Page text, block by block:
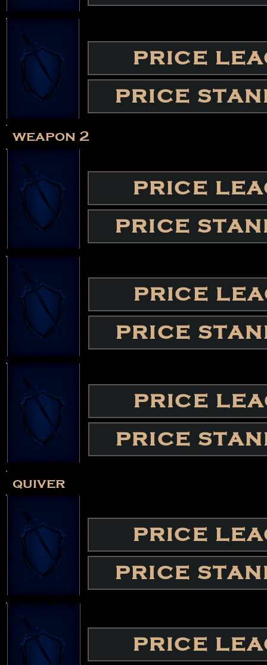
PRICE
PRICE
weapon 2
PRICE
PRICE
PRICE
PRICE
PRICE
PRICE
quiver
PRICE
PRICE
PRICE